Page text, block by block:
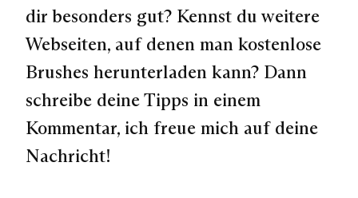
dir besonders gut? Kennst du weitere
Webseiten, auf denen man kostenlose
Brushes herunterladen kann? Dann
schreibe deine Tipps in einem
Kommentar, ich freue mich auf deine
Nachricht!